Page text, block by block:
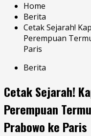
Home
Berita
Cetak Sejarah!
Perempuan
Paris
Berita
Cetak Sejarah!
Perempuan
Prabowo ke Paris